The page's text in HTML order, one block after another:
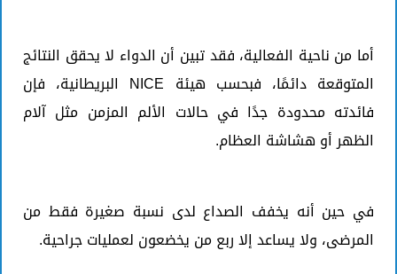
أما من ناحية الفعالية، فقد تبين أن الدواء لا يحقق النتائج
المتوقعة دائمًا، فبحسب هيئة NICE البريطانية، فإن
فائدته محدودة جدًا في حالات الألم المزمن مثل آلام
الظهر أو هشاشة العظام.
في حين أنه يخفف الصداع لدى نسبة صغيرة فقط من
المرضى، ولا يساعد إلا ربع من يخضعون لعمليات جراحية.